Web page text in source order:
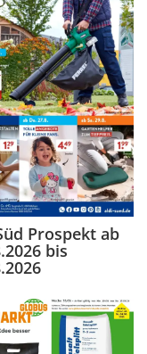
Prospekt ab
bis